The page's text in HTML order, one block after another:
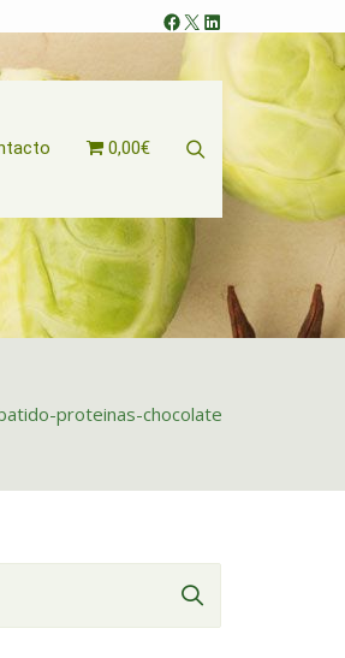
Facebook
XLinkedIn
0,00€
proteinas-chocolate